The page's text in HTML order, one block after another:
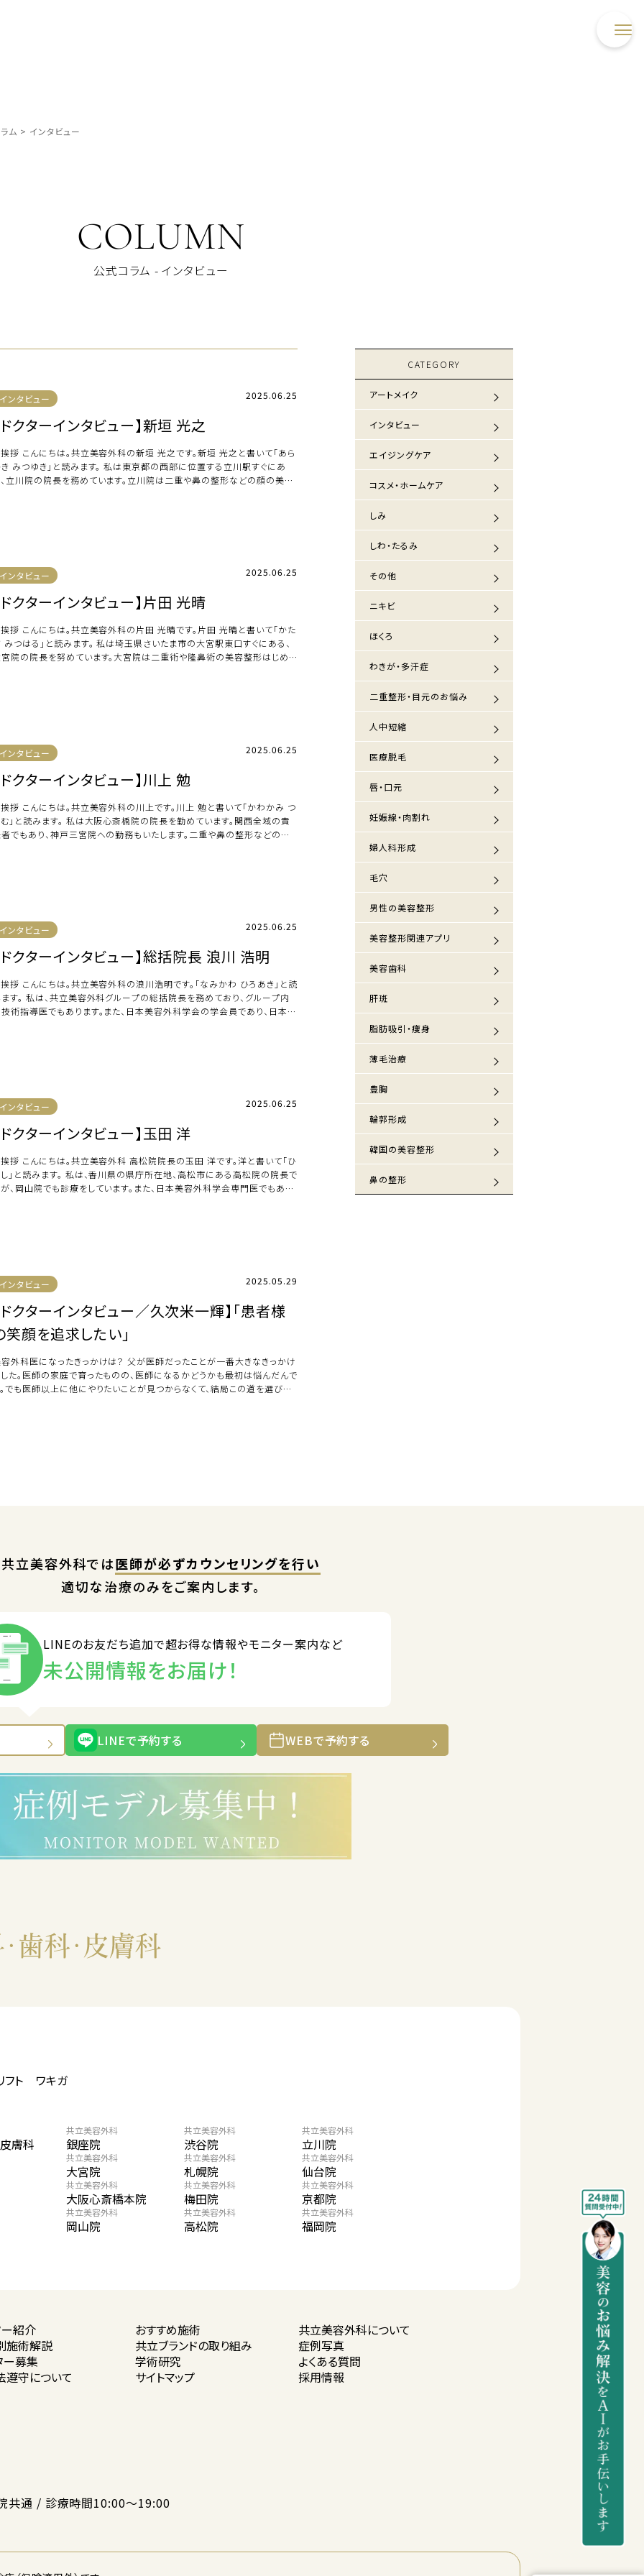
ム > インタビュー
COLUMN
公式コラム - インタビュー
インタビュー 2025.06.25
ドクターインタビュー】新垣 光之
拶 こんにちは。共立美容外科の新垣 光之です。新垣 光之と書いて「あら
みつゆき」と読みます。 私は東京都の西部に位置する立川駅すぐにあ
立川院の院長を務めています。立川院は二重や鼻の整形などの顔の美容
インタビュー 2025.06.25
ドクターインタビュー】片田 光晴
拶 こんにちは。共立美容外科の片田 光晴です。片田 光晴と書いて「かた
みつはる」と読みます。 私は埼玉県さいたま市の大宮駅東口すぐにある、
院の院長を努めています。大宮院は二重術や隆鼻術の美容整形はじめ、
インタビュー 2025.06.25
ドクターインタビュー】川上 勉
拶 こんにちは。共立美容外科の川上です。川上 勉と書いて「かわかみ つ
」と読みます。 私は大阪心斎橋院の院長を勤めています。関西全域の責
でもあり、神戸三宮院への勤務もいたします。二重や鼻の整形などの顔
インタビュー 2025.06.25
ドクターインタビュー】総括院長 浪川 浩明
拶 こんにちは。共立美容外科の浪川浩明です。「なみかわ ひろあき」と読
す。 私は、共立美容外科グループの総括院長を務めており、グループ内
術指導医でもあります。また、日本美容外科学会の学会員であり、日本美
インタビュー 2025.06.25
ドクターインタビュー】玉田 洋
拶 こんにちは。共立美容外科 高松院院長の玉田 洋です。洋と書いて「ひ
」と読みます。 私は、香川県の県庁所在地、高松市にある高松院の院長で
、岡山院でも診療をしています。また、日本美容外科学会専門医でもあり
インタビュー 2025.05.29
ドクターインタビュー／久次米一輝】「患者様
笑顔を追求したい」
外科医になったきっかけは？ 父が医師だったことが一番大きなきっかけ
た。医師の家庭で育ったものの、医師になるかどうかも最初は悩んだんで
でも医師以上に他にやりたいことが見つからなくて、結局この道を選びま
CATEGORY
アートメイク
インタビュー
エイジングケア
コスメ・ホームケア
しみ
しわ・たるみ
その他
ニキビ
ほくろ
わきが・多汗症
二重整形・目元のお悩み
人中短縮
医療脱毛
唇・口元
妊娠線・肉割れ
婦人科形成
毛穴
男性の美容整形
美容整形関連アプリ
美容歯科
肝斑
脂肪吸引・痩身
薄毛治療
豊胸
輪郭形成
韓国の美容整形
鼻の整形
共立美容外科では医師が必ずカウンセリングを行い
適切な治療のみをご案内します。
LINEのお友だち追加で超お得な情報やモニター案内など
未公開情報をお届け！
LINEで予約する WEBで予約する
フト ワキガ
膚科
共立美容外科
銀座院
共立美容外科
渋谷院
共立美容外科
立川院
共立美容外科
大宮院
共立美容外科
札幌院
共立美容外科
仙台院
共立美容外科
大阪心斎橋本院
共立美容外科
梅田院
共立美容外科
京都院
共立美容外科
岡山院
共立美容外科
高松院
共立美容外科
福岡院
ー紹介 おすすめ施術 共立美容外科について
施術解説
共立ブランドの取り組み
症例写真
ー募集
学術研究
よくある質問
遵守について サイトマップ 採用情報
共通 / 診療時間10:00〜19:00